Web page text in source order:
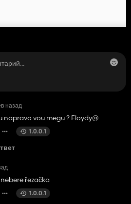
назад
napravo vou megu ? Floydy@
1.0.0.1
řezačka
1.0.0.1